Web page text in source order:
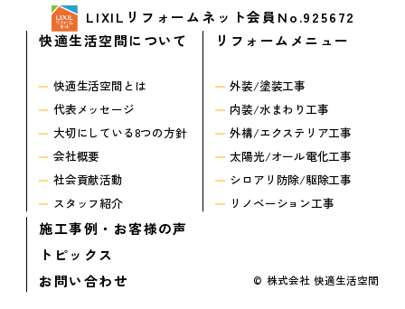
LIXILリフォームネット会員No.925672
快適生活空間について
快適生活空間とは
代表メッセージ
大切にしている8つの方針
会社概要
社会貢献活動
スタッフ紹介
リフォームメニュー
外装/塗装工事
内装/水まわり工事
外構/エクステリア工事
太陽光/オール電化工事
シロアリ防除/駆除工事
リノベーション工事
施工事例・お客様の声
トピックス
お問い合わせ
© 株式会社 快適生活空間